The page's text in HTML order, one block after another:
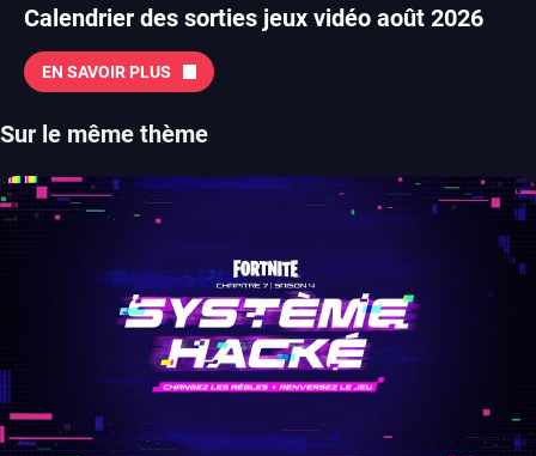
Calendrier des sorties jeux vidéo août 2026
EN SAVOIR PLUS
Sur le même thème